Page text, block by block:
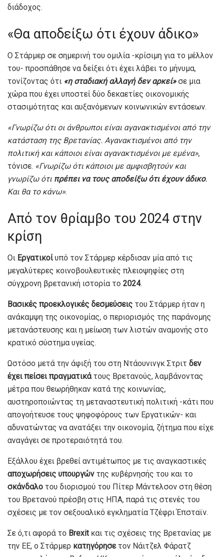
διάδοχος.
«Θα αποδείξω ότι έχουν άδικο»
Ο Στάρμερ σε σημερινή του ομιλία -κρίσιμη για το μέλλον
του- προσπάθησε να δείξει ότι έχει λάβει το μήνυμα,
τονίζοντας ότι «η σταδιακή αλλαγή δεν αρκεί»σε μια
χώρα που έχει υποστεί δύο δεκαετίες οικονομικής
στασιμότητας και αυξανόμενων κοινωνικών εντάσεων.
«Γνωρίζω ότι οι άνθρωποι είναι αγανακτισμένοι από την
κατάσταση της Βρετανίας. Αγανακτισμένοι από την
πολιτική και κάποιοι είναι αγανακτισμένοι με εμένα»,
τόνισε. «Γνωρίζω ότι κάποιοι με αμφισβητούν και
γνωρίζω ότι πρέπει να τους αποδείξω ότι έχουν άδικο.
Και θα το κάνω».
Από τον θρίαμβο του 2024 στην
κρίση
Οι Εργατικοίυπό τον Στάρμερ κέρδισαν μία από τις
μεγαλύτερες κοινοβουλευτικές πλειοψηφίες στη
σύγχρονη βρετανική ιστορία το 2024.
Βασικές προεκλογικές δεσμεύσεις του Στάρμερ ήταν η
ανάκαμψη της οικονομίας, ο περιορισμός της παράνομης
μετανάστευσης και η μείωση των λιστών αναμονής στο
κρατικό σύστημα υγείας.
Ωστόσο μετά την άφιξή του στη Ντάουνινγκ Στριτ δεν
έχει πείσει πραγματικάτους Βρετανούς, λαμβάνοντας
μέτρα που θεωρήθηκαν κατά της κοινωνίας,
αυστηροποιώντας τη μεταναστευτική πολιτική -κάτι που
απογοήτευσε τους ψηφοφόρους των Εργατικών- και
αδυνατώντας να ανατάξει την οικονομία, ζήτημα που είχε
αναγάγει σε προτεραιότητά του.
Εξάλλου έχει βρεθεί αντιμέτωπος με τις αναγκαστικές
αποχωρήσεις υπουργών της κυβέρνησής του και το
σκάνδαλο του διορισμού του Πίτερ Μάντελσον στη θέση
του Βρετανού πρέσβη στις ΗΠΑ, παρά τις στενές του
σχέσεις με τον σεξουαλικό εγκληματία Τζέφρι Έπσταϊν.
Σε ό,τι αφορά το Brexitκαι τις σχέσεις της Βρετανίας με
την ΕΕ, ο Στάρμερ κατηγόρησετον Νάιτζελ Φάρατζ